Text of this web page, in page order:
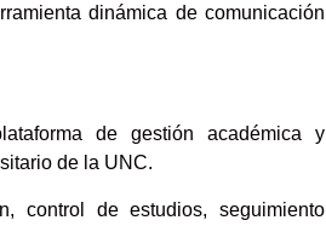
dinámica de comunicación
de gestión académica y
de la UNC.
control de estudios, seguimiento